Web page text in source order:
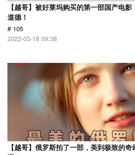
【越哥】被好莱坞购买的第一部国产电
道德！
# 105
2022-03-18 09:38
【越哥】俄罗斯拍了一部，美到极致的